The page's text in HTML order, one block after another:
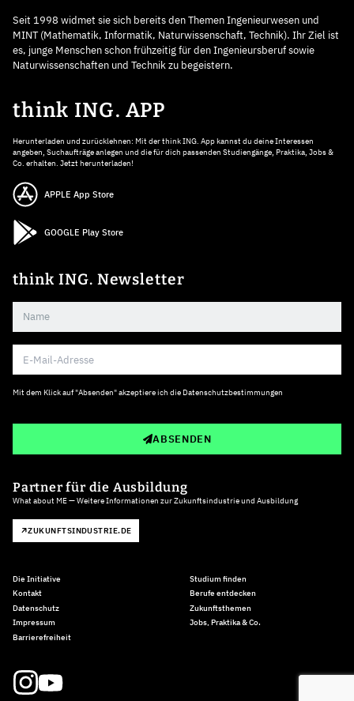
Seit 1998 widmet sie sich bereits den Themen Ingenieurwesen und
MINT (Mathematik, Informatik, Naturwissenschaft, Technik). Ihr Ziel ist
es, junge Menschen schon frühzeitig für den Ingenieursberuf sowie
Naturwissenschaften und Technik zu begeistern.
think ING. APP
Herunterladen und zurücklehnen: Mit der think ING. App kannst du deine Interessen
angeben, Suchaufträge anlegen und die für dich passenden Studiengänge, Praktika, Jobs &
Co. erhalten. Jetzt herunterladen!
APPLE App Store
GOOGLE Play Store
think ING. Newsletter
Mit dem Klick auf "Absenden" akzeptiere ich die Datenschutzbestimmungen
ABSENDEN
Partner für die Ausbildung
What about ME — Weitere Informationen zur Zukunftsindustrie und Ausbildung
ZUKUNFTSINDUSTRIE.DE
Die Initiative
Kontakt
Datenschutz
Impressum
Barrierefreiheit
Studium finden
Berufe entdecken
Zukunftsthemen
Jobs, Praktika & Co.